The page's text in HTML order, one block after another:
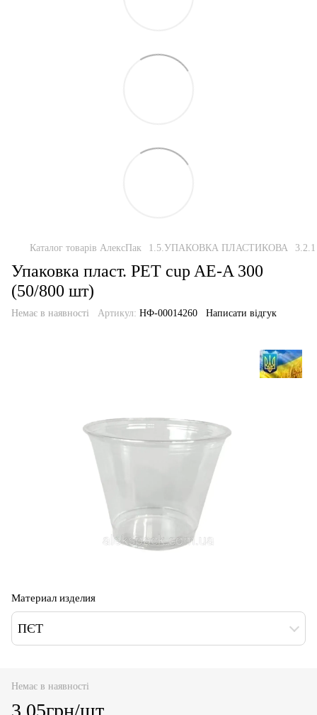
Каталог товарів АлексПак 1.5.УПАКОВКА ПЛАСТИКОВА
Упаковка пласт. РЕТ cup AE-A 300
(50/800 шт)
Немає в наявності Артикул: НФ-00014260 Написати відгук
Материал изделия
ПЄТ
Немає в наявності
3.05грн/шт.